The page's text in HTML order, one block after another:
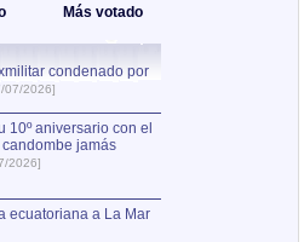
Más votado
condenado por
07/2026]
10º aniversario con el
jamás
2026]
ecuatoriana a La Mar